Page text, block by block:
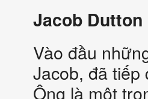
Jacob Dutton
Vào đầu
Jacob, đã tiếp
Ông là một